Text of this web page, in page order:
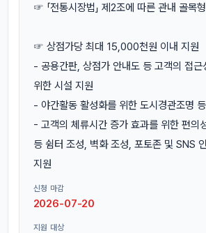
☞ 「전통시장법」 제2조에 따른 관내 골목
☞ 상점가당 최대 15,000천원 이내 지원
- 공용간판, 상점가 안내도 등 고객의 접근
위한 시설 지원
- 야간활동 활성화를 위한 도시경관조명
- 고객의 체류시간 증가 효과를 위한 편의
등 쉼터 조성, 벽화 조성, 포토존 및 SNS
지원
신청 마감
2026-07-20
지원 대상